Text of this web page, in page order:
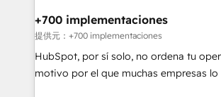
27001:2022, ISO 9001:2015 and now...
certified • Exclusive AI 'GuardHub' governance framework,
based on ISO 42001 - helping you
𝗥𝗲𝗮𝗱𝘆 𝗳𝗼𝗿 𝘁𝗵𝗲 𝗻𝗲𝘅𝘁 𝘀𝘁𝗲𝗽? Click the 👈 '𝗖𝗼𝗻𝘁𝗮𝗰𝘁
+700 implementaciones
提供元：+700 implementaciones
HubSpot, por sí solo, no ordena tu
motivo por el que muchas empresas lo